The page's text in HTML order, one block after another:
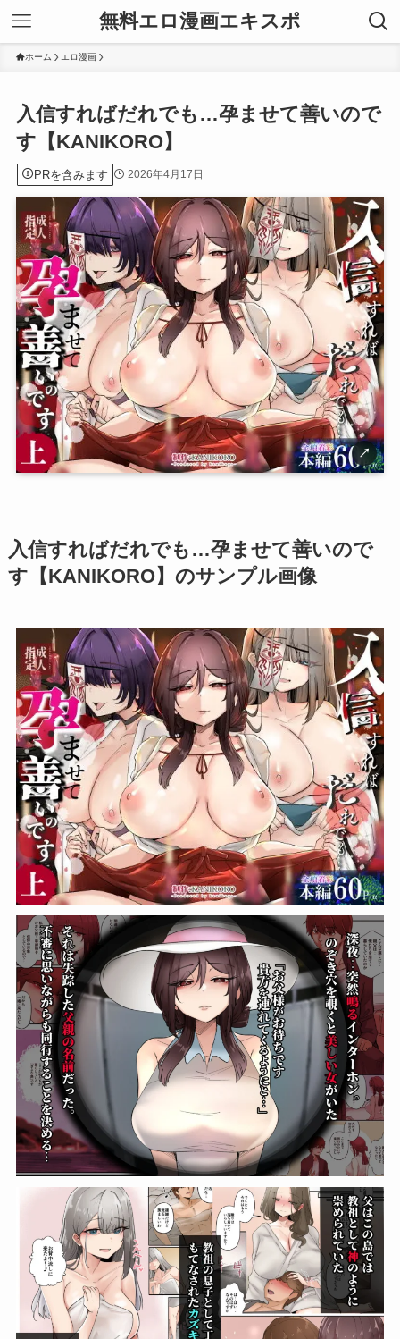
無料エロ漫画エキスポ
ホーム エロ漫画
入信すればだれでも…孕ませて善いので
す【KANIKORO】
PRを含みます 2026年4月17日
↗
入信すればだれでも…孕ませて善いので
す【KANIKORO】のサンプル画像